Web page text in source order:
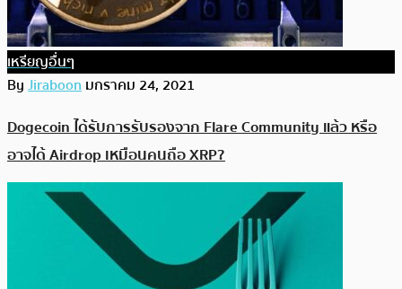
เหรียญอื่นๆ
ByJiraboonมกราคม 24, 2021
Dogecoin ได้รับการรับรองจาก Flare Community แล้ว หรือ
อาจได้ Airdrop เหมือนคนถือ XRP?